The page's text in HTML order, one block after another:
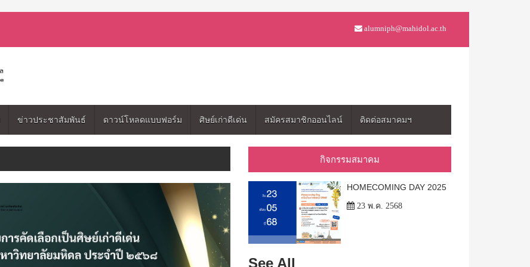
alumniph@mahidol.ac.th
ข่าวประชาสัมพันธ์ ดาวน์โหลดแบบฟอร์ม ศิษย์เก่าดีเด่น สมัครสมาชิกออนไลน์ ติดต่อสมาคมฯ
กิจกรรมสมาคม
HOMECOMING DAY 2025
23 พ.ค. 2568
See All